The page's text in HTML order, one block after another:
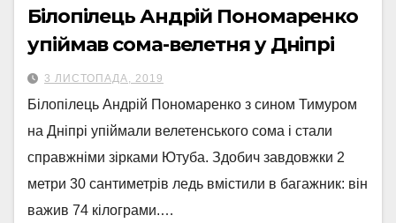
Білопілець Андрій Пономаренко
упіймав сома-велетня у Дніпрі
3 ЛИСТОПАДА, 2019
Білопілець Андрій Пономаренко з сином Тимуром
на Дніпрі упіймали велетенського сома і стали
справжніми зірками Ютуба. Здобич завдовжки 2
метри 30 сантиметрів ледь вмістили в багажник: він
важив 74 кілограми.…